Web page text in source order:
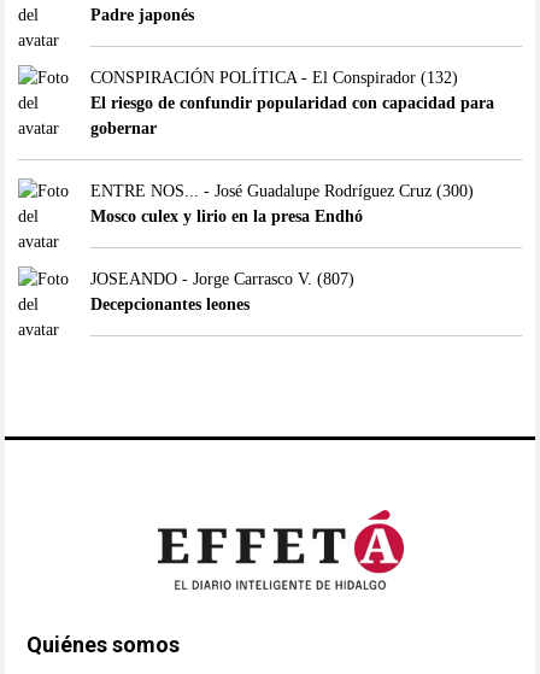
Padre japonés
CONSPIRACIÓN POLÍTICA - El Conspirador(132)
El riesgo de confundir popularidad con capacidad para
gobernar
ENTRE NOS... - José Guadalupe Rodríguez Cruz(300)
Mosco culex y lirio en la presa Endhó
JOSEANDO - Jorge Carrasco V. (807)
Decepcionantes leones
Quiénes somos